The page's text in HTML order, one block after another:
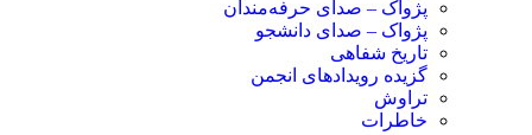
پژواک – صدای حرفه‌مندان
پژواک – صدای دانشجو
تاریخ شفاهی
گزیده رویدادهای انجمن
تراوش
خاطرات